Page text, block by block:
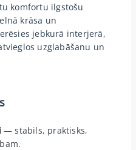
komfortu ilgstošu
krāsa un
jebkurā interjerā,
uzglabāšanu un
— stabils, praktisks,